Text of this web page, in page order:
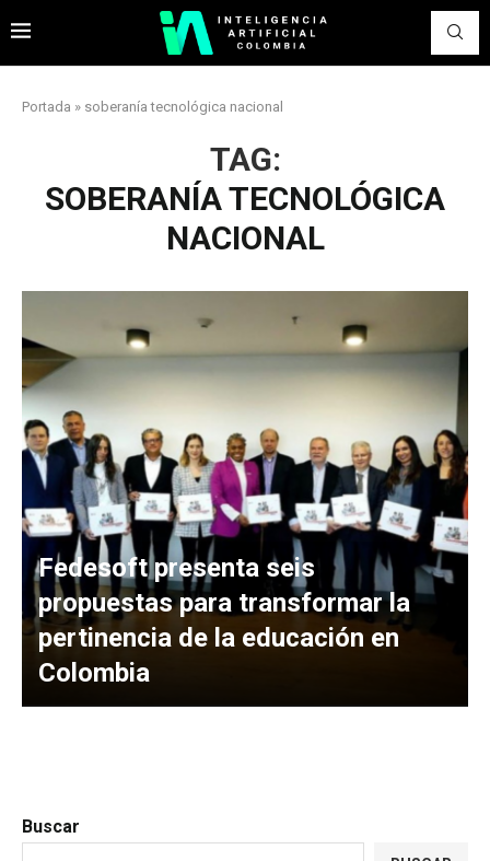
Portada » soberanía tecnológica nacional
TAG:
SOBERANÍA TECNOLÓGICA
NACIONAL
Fedesoft presenta seis
propuestas para transformar la
pertinencia de la educación en
Colombia
Buscar